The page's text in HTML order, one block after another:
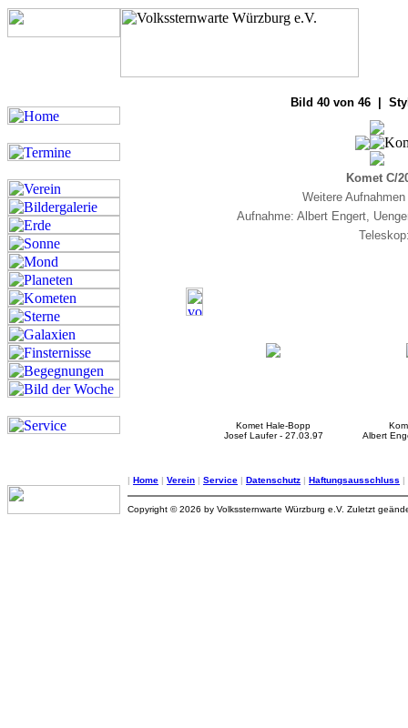
Bild 40 von 46 |
Komet C/
Weitere
Aufnahme: Albert Engert,
Komet Hale-Bopp
Josef Laufer - 27.03.97
Albert
| Home | Verein | Service | Datenschutz | Haftungsausschluss |
Copyright © 2026 by Volkssternwarte Würzburg e.V. Zuletzt